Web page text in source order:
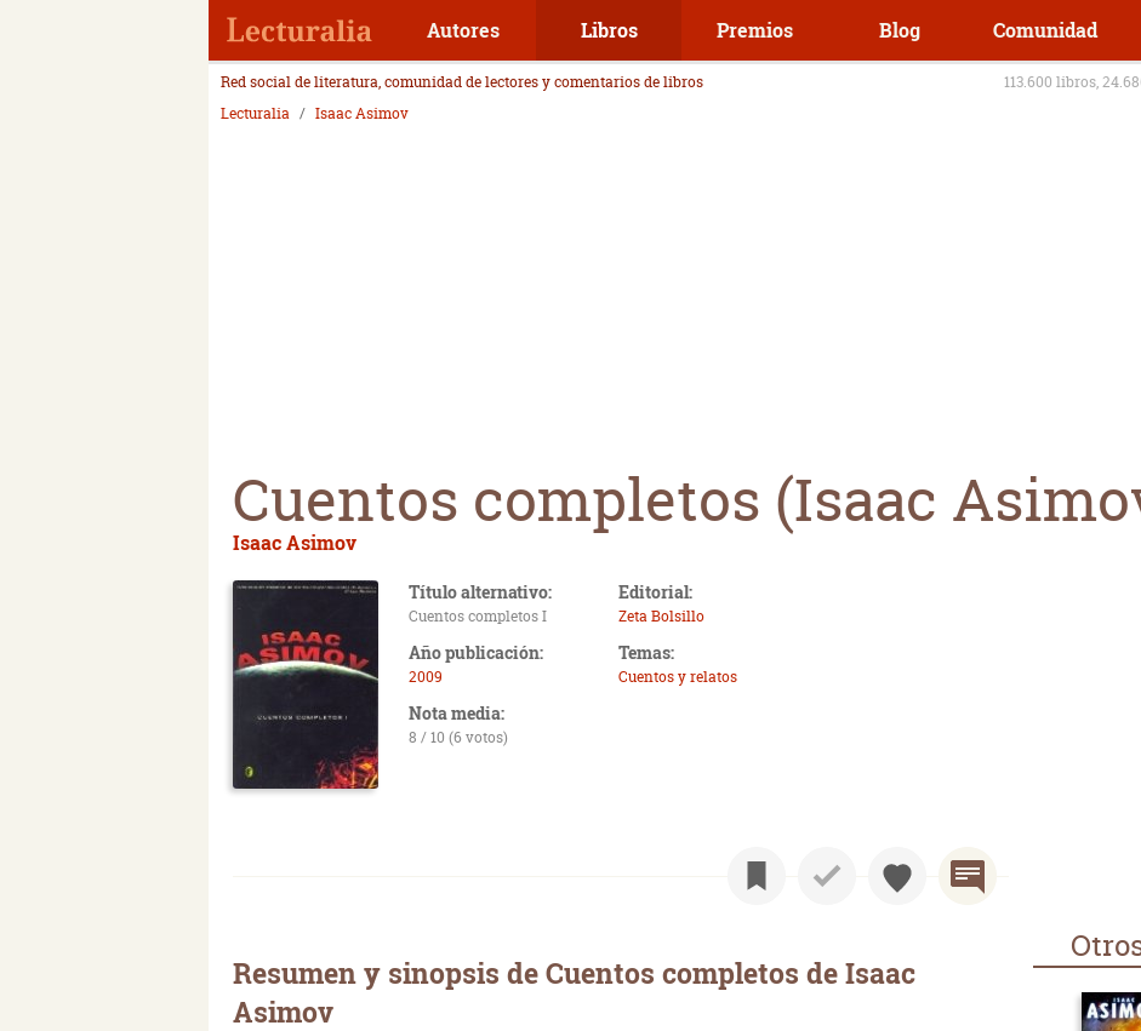
Autores Libros Premios Blog Comunidad
Red social de literatura, comunidad de lectores y comentarios de libros
113.600 libros,
Lecturalia
Isaac Asimov
Cuentos completos (Isaac
Isaac Asimov
Título alternativo:
Cuentos completos I
Editorial:
Zeta Bolsillo
Año publicación:
2009
Temas:
Cuentos y relatos
Nota media:
8 / 10 (6 votos)
Resumen y sinopsis de Cuentos completos de Isaac
Asimov